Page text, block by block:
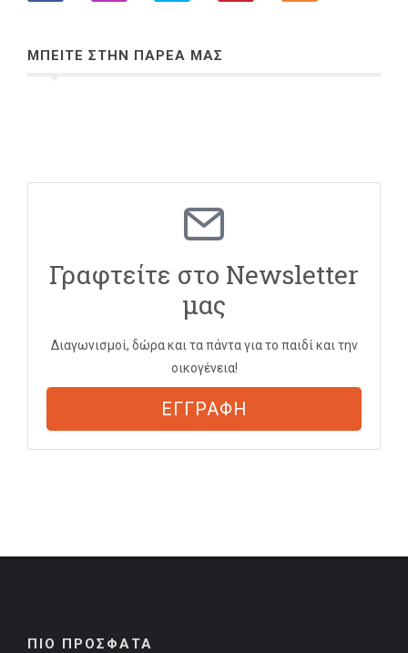
ΜΠΕΙΤΕ ΣΤΗΝ ΠΑΡΕΑ ΜΑΣ
Γραφτείτε στο Newsletter
μας
Διαγωνισμοί, δώρα και τα πάντα για το παιδί και την
οικογένεια!
ΕΓΓΡΑΦΗ
ΠΙΟ ΠΡΟΣΦΑΤΑ